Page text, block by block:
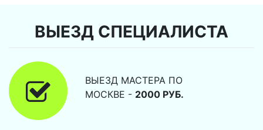
ВЫЕЗД СПЕЦИАЛИСТА
ВЫЕЗД МАСТЕРА ПО
МОСКВЕ - 2000 РУБ.